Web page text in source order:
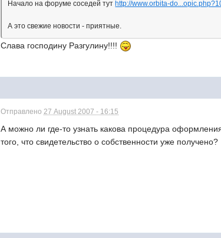
Начало на форуме соседей тут http://www.orbita-
А это свежие новости - приятные.
Слава господину Разгулину!!!!
Отправлено27 August 2007 - 16:15
А можно ли где-то узнать какова процедура
того, что свидетельство о собственности уже получено?